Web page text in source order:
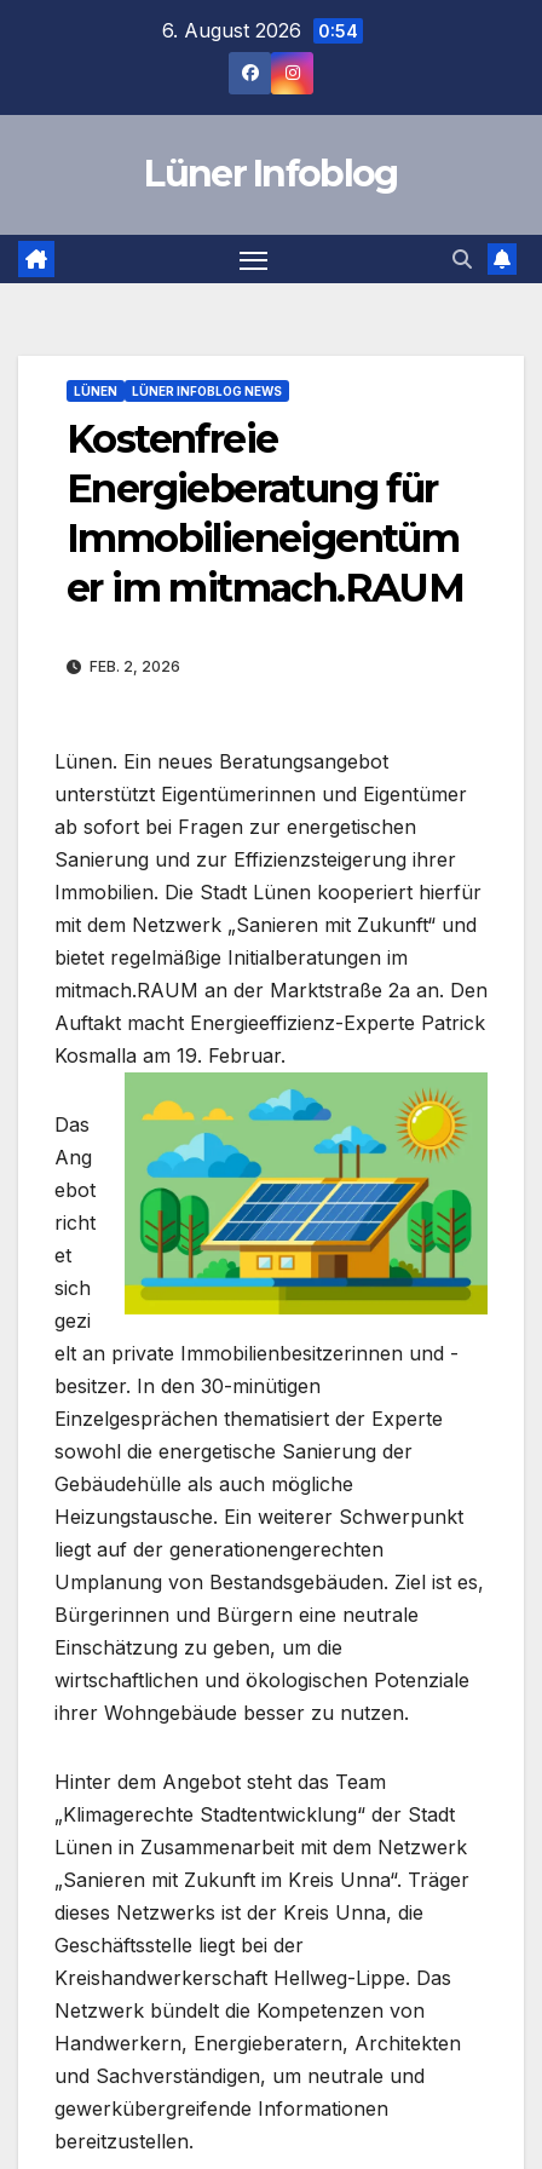
6. August 2026 0:54
Lüner Infoblog
LÜNEN LÜNER INFOBLOG NEWS
Kostenfreie
Energieberatung für
Immobilieneigentüm
er im mitmach.RAUM
FEB. 2, 2026
Lünen. Ein neues Beratungsangebot
unterstützt Eigentümerinnen und Eigentümer
ab sofort bei Fragen zur energetischen
Sanierung und zur Effizienzsteigerung ihrer
Immobilien. Die Stadt Lünen kooperiert hierfür
mit dem Netzwerk „Sanieren mit Zukunft“ und
bietet regelmäßige Initialberatungen im
mitmach.RAUM an der Marktstraße 2a an. Den
Auftakt macht Energieeffizienz-Experte Patrick
Kosmalla am 19. Februar.
Das
Ang
ebot
richt
et
sich
gezi
elt an private Immobilienbesitzerinnen und -
besitzer. In den 30-minütigen
Einzelgesprächen thematisiert der Experte
sowohl die energetische Sanierung der
Gebäudehülle als auch mögliche
Heizungstausche. Ein weiterer Schwerpunkt
liegt auf der generationengerechten
Umplanung von Bestandsgebäuden. Ziel ist es,
Bürgerinnen und Bürgern eine neutrale
Einschätzung zu geben, um die
wirtschaftlichen und ökologischen Potenziale
ihrer Wohngebäude besser zu nutzen.
Hinter dem Angebot steht das Team
„Klimagerechte Stadtentwicklung“ der Stadt
Lünen in Zusammenarbeit mit dem Netzwerk
„Sanieren mit Zukunft im Kreis Unna“. Träger
dieses Netzwerks ist der Kreis Unna, die
Geschäftsstelle liegt bei der
Kreishandwerkerschaft Hellweg-Lippe. Das
Netzwerk bündelt die Kompetenzen von
Handwerkern, Energieberatern, Architekten
und Sachverständigen, um neutrale und
gewerkübergreifende Informationen
bereitzustellen.